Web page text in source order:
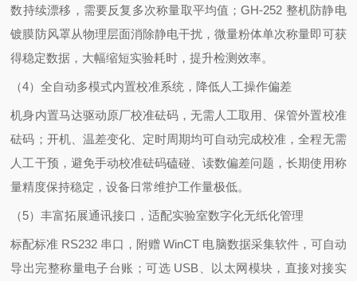
数持续漂移，需要反复多次称量取平均值；GH-252 整机防静电
镀膜防风罩从物理层面消除静电干扰，微量粉体单次称量即可获
得稳定数据，大幅缩短实验耗时，提升检测效率。
（4）全自动多模式内置校准系统，降低人工操作偏差
机身内置马达驱动原厂校准砝码，无需人工取用、保管外置校准
砝码；开机、温差变化、定时周期均可自动完成校准，全程无需
人工干预，避免手动校准砝码磕碰、读数偏差问题，长期使用称
量精度保持稳定，设备日常维护工作量极低。
（5）丰富拓展通讯接口，适配实验室数字化无纸化管理
标配标准 RS232 串口，附赠 WinCT 电脑数据采集软件，可自动
导出完整称量电子台账；可选 USB、以太网模块，直接对接实